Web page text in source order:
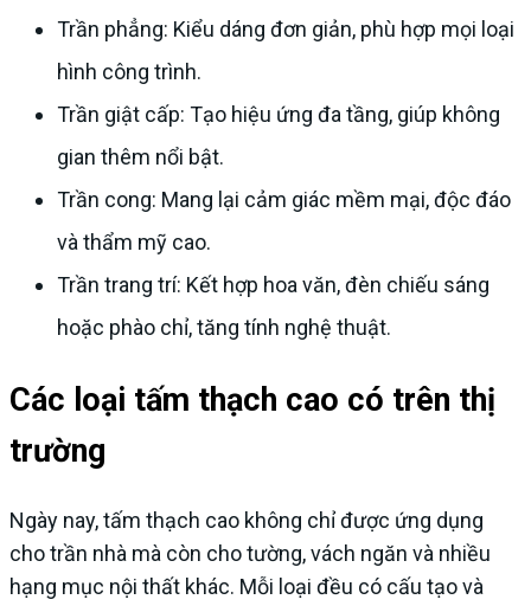
Trần phẳng: Kiểu dáng đơn giản, phù hợp mọi loại
hình công trình.
Trần giật cấp: Tạo hiệu ứng đa tầng, giúp không
gian thêm nổi bật.
Trần cong: Mang lại cảm giác mềm mại, độc đáo
và thẩm mỹ cao.
Trần trang trí: Kết hợp hoa văn, đèn chiếu sáng
hoặc phào chỉ, tăng tính nghệ thuật.
Các loại tấm thạch cao có trên thị
trường
Ngày nay, tấm thạch cao không chỉ được ứng dụng
cho trần nhà mà còn cho tường, vách ngăn và nhiều
hạng mục nội thất khác. Mỗi loại đều có cấu tạo và